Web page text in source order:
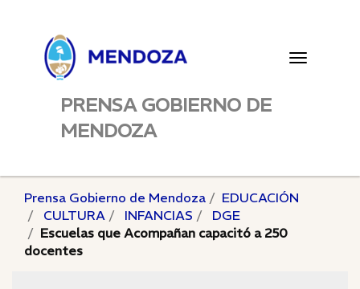
Toggle
PRENSA GOBIERNO DE
MENDOZA
Prensa Gobierno de Mendoza
EDUCACIÓN
CULTURA
INFANCIAS
DGE
Escuelas que Acompañan capacitó a 250
docentes